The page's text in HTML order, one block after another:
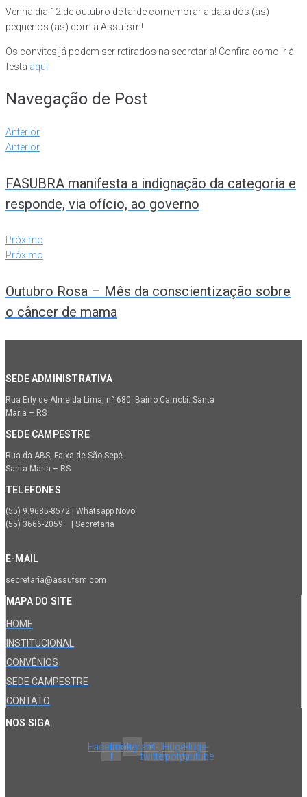
Venha dia 12 de outubro de tarde comemorar a data dos (as)
pequenos (as) com a Assufsm!
Os convites já podem ser retirados na secretaria! Confira como ir à
festa aqui
Navegação de Post
Anterior
Anterior
FASUBRA manifesta a indignação da categoria e
responde, via ofício, ao governo
Próximo
Próximo
Outubro Rosa – Mês da conscientização sobre
o câncer de mama
SEDE ADMINISTRATIVA
Rua Erly de Almeida Lima, n° 680. Bairro Camobi. Santa
Maria – RS
SEDE CAMPESTRE
Rua da ABS, Faixa de São Sepé.
Santa Maria – RS
TELEFONES
(55) 9.9685-8572 | Whatsapp Novo
(55) 3666-2059 | Secretaria
E-MAIL
secretaria@assufsm.com
MAPA DO SITE
HOME
INSTITUCIONAL
CONVÊNIOS
SEDE CAMPESTRE
CONTATO
NOS SIGA
Facebook-
f
InstagramX-
twitter
Huge-
spotify
Huge-
youtube